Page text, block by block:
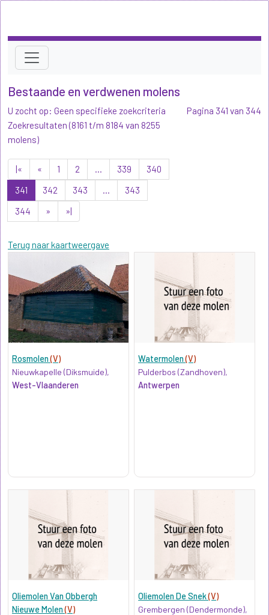
Bestaande en verdwenen molens
U zocht op: Geen specifieke zoekcriteria
Zoekresultaten (8161 t/m 8184 van 8255
molens)
|« « 1 2 ... 339
340
341
342 343 ...
343
344
» »|
Terug naar kaartweergave
Pagina 341 van 344
Rosmolen(V)
Nieuwkapelle (Diksmuide),
West-Vlaanderen
Watermolen(V)
Pulderbos (Zandhoven),
Antwerpen
Oliemolen Van Obbergh
Nieuwe Molen(V)
Oliemolen De Snek(V)
Grembergen (Dendermonde),